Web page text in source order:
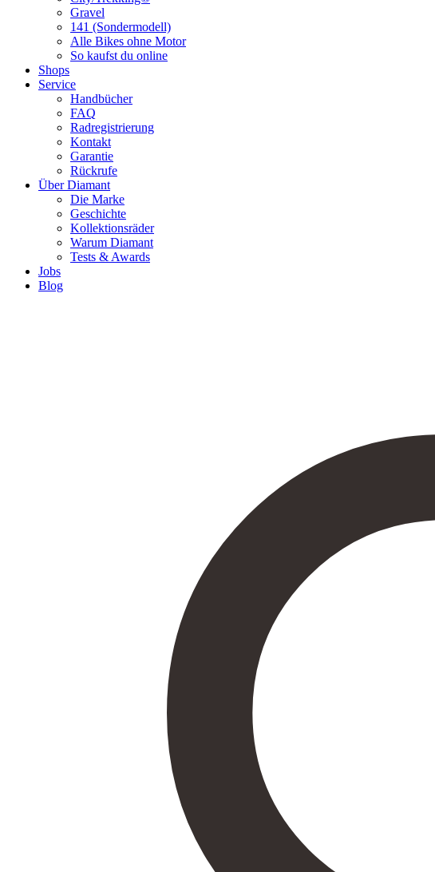
Gravel
141 (Sondermodell)
Alle Bikes ohne Motor
So kaufst du online
Shops
Service
Handbücher
FAQ
Radregistrierung
Kontakt
Garantie
Rückrufe
Über Diamant
Die Marke
Geschichte
Kollektionsräder
Warum Diamant
Tests & Awards
Jobs
Blog